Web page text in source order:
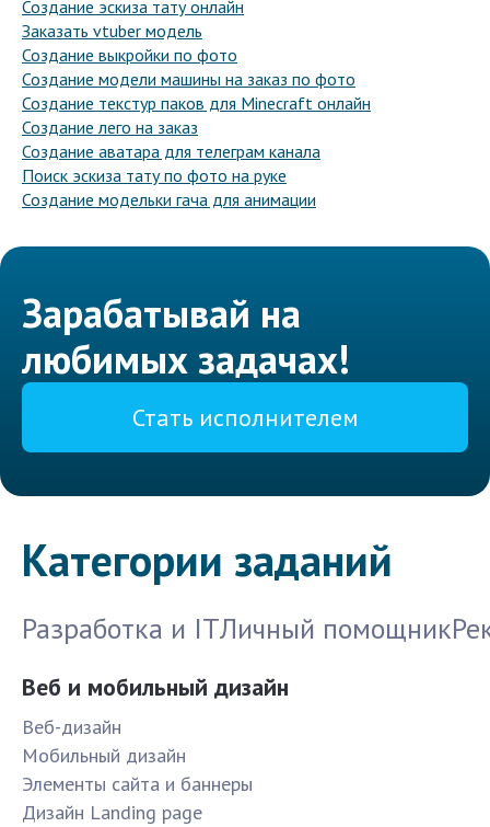
Создание эскиза тату онлайн
Заказать vtuber модель
Создание выкройки по фото
Создание модели машины на заказ по фото
Создание текстур паков для Minecraft онлайн
Создание лего на заказ
Создание аватара для телеграм канала
Поиск эскиза тату по фото на руке
Создание модельки гача для анимации
Зарабатывай на
любимых задачах!
Стать исполнителем
Категории заданий
Разработка и ITЛичный помощник
Веб и мобильный дизайн
Веб-дизайн
Мобильный дизайн
Элементы сайта и баннеры
Дизайн Landing page